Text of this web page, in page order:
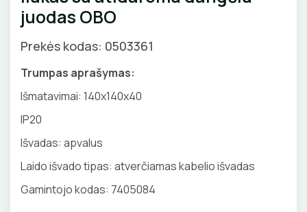
Pirties apšvietimas
Augalų apšvietimas
Valdikliai, pulteliai
Judesio davikliai
Šviestuvų priedai
GNYBTAI
ANTGALIAI
IZOLIACINĖS JUOSTOS
SANDARIKLIAI
juodas OBO
Prekės kodas: 0503361
Trumpas aprašymas:
Išmatavimai: 140x140x40
IP20
Išvadas: apvalus
Laido išvado tipas: atverčiamas kabelio išvadas
Gamintojo kodas: 7405084